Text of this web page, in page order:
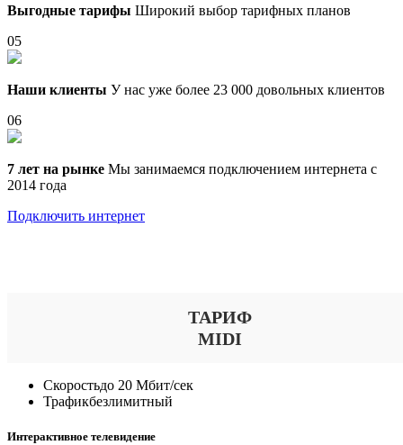
Выгодные тарифы Широкий выбор тарифных планов
05
Наши клиенты У нас уже более 23 000 довольных клиентов
06
7 лет на рынке Мы занимаемся подключением интернета с
2014 года
Подключить интернет
ТАРИФ
MIDI
Скоростьдо 20 Мбит/сек
Трафикбезлимитный
Интерактивное телевидение